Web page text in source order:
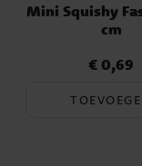
Mini Squishy
cm
Prijs :€ 0,69
€ 0,69